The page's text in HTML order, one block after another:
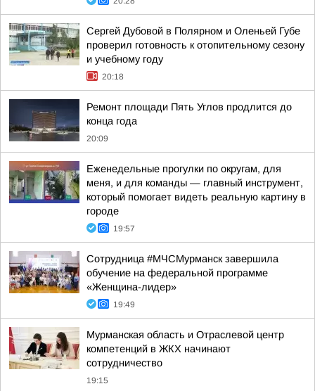
Сергей Дубовой в Полярном и Оленьей Губе
проверил готовность к отопительному сезону
и учебному году
20:18
Ремонт площади Пять Углов продлится до
конца года
20:09
Еженедельные прогулки по округам, для
меня, и для команды — главный инструмент,
который помогает видеть реальную картину в
городе
19:57
Сотрудница #МЧСМурманск завершила
обучение на федеральной программе
«Женщина-лидер»
19:49
Мурманская область и Отраслевой центр
компетенций в ЖКХ начинают
сотрудничество
19:15